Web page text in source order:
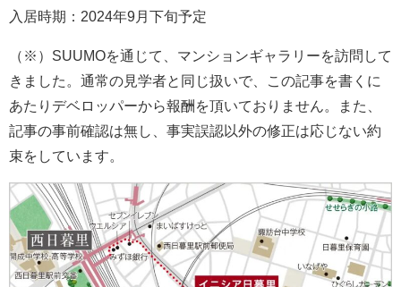
入居時期：2024年9月下旬予定
（※）SUUMOを通じて、マンションギャラリーを訪問して
きました。通常の見学者と同じ扱いで、この記事を書くに
あたりデベロッパーから報酬を頂いておりません。また、
記事の事前確認は無し、事実誤認以外の修正は応じない約
束をしています。